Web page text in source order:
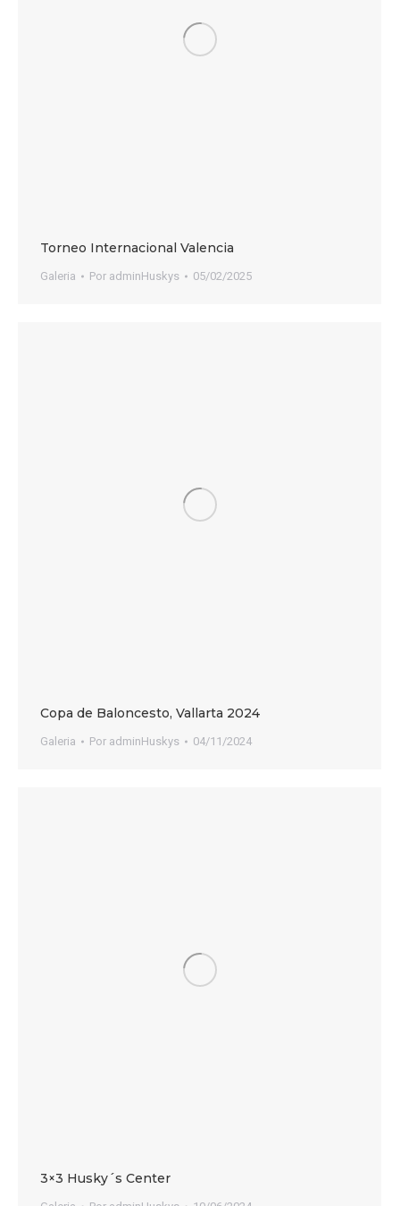
Torneo Internacional Valencia
Galeria Por adminHuskys 05/02/2025
Copa de Baloncesto, Vallarta 2024
Galeria Por adminHuskys 04/11/2024
3×3 Husky´s Center